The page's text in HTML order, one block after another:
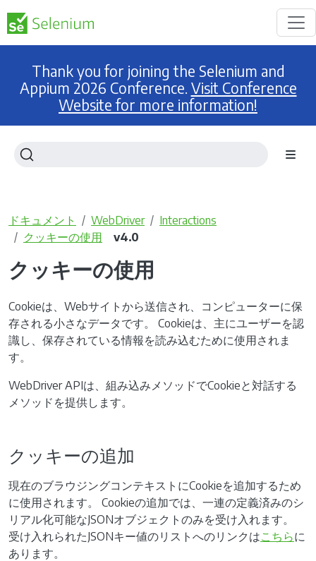
Thank you for joining the Selenium and
Appium 2026 Conference. Visit Conference
Website for more information!
ドキュメント WebDriver
Interactions
クッキーの使用
v4.0
クッキーの使用
Cookieは、Webサイトから送信され、コンピューターに保
存される小さなデータです。 Cookieは、主にユーザーを認
識し、保存されている情報を読み込むために使用されま
す。
WebDriver APIは、組み込みメソッドでCookieと対話する
メソッドを提供します。
クッキーの追加
現在のブラウジングコンテキストにCookieを追加するため
に使用されます。 Cookieの追加では、一連の定義済みのシ
リアル化可能なJSONオブジェクトのみを受け入れます。
受け入れられたJSONキー値のリストへのリンクはこちらに
あります。